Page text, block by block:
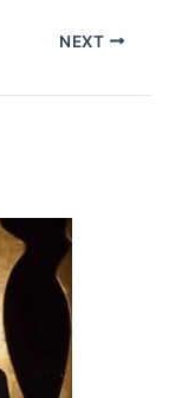
NEXT